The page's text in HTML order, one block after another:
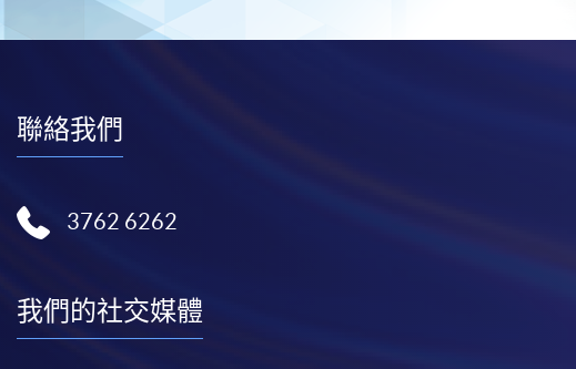
聯絡我們
3762 6262
我們的社交媒體